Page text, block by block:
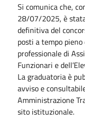
Si comunica che,
28/07/2025, è
definitiva del
posti a tempo
professionale di
Funzionari e
La graduatoria è
avviso e
Amministrazione
sito istituzionale.